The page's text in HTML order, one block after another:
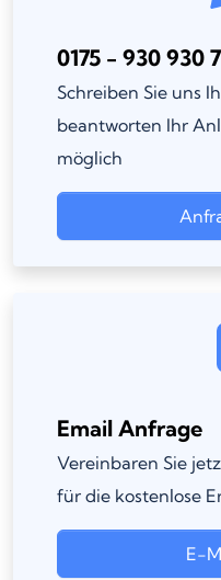
0175 - 930 930
Schreiben Sie uns
beantworten Ihr
möglich
Email Anfrage
Vereinbaren Sie
für die kostenlose
E-